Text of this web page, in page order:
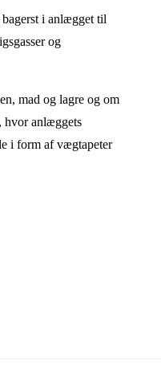
i anlægget til
og
mad og lagre og om
hvor anlæggets
i form af vægtapeter